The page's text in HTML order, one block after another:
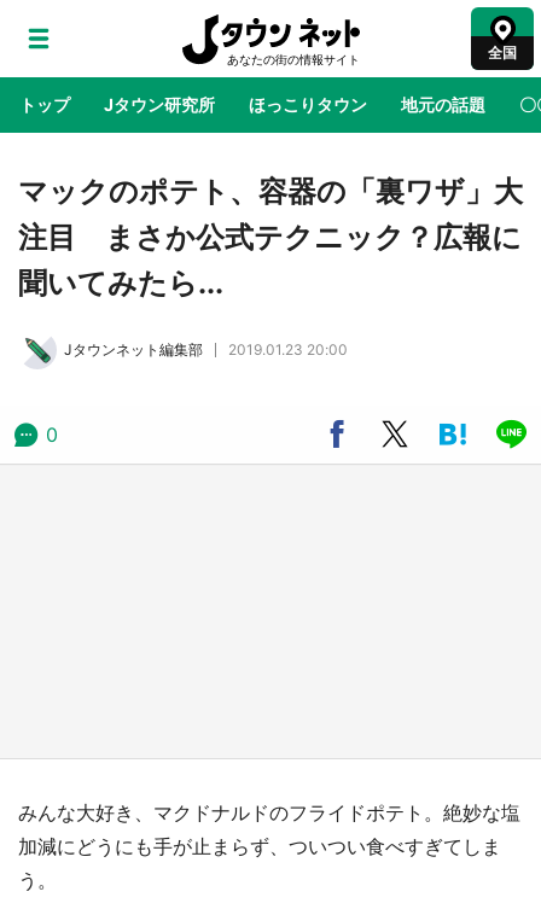
全国
トップ Jタウン研究所 ほっこりタウン 地元の話題 〇
地域×二次元 絶景 あの時はありがとう 物語がはじ
アニメ『はたらく細胞』と神奈川県の3度目コ
ラボ 作品の世界観通じて「小児がん」学べる
マックのポテト、容器の「裏ワザ」大
注目 まさか公式テクニック？広報に
聞いてみたら...
Jタウンネット編集部 2019.01.23 20:00
0
みんな大好き、マクドナルドのフライドポテト。絶妙な塩
加減にどうにも手が止まらず、ついつい食べすぎてしま
う。